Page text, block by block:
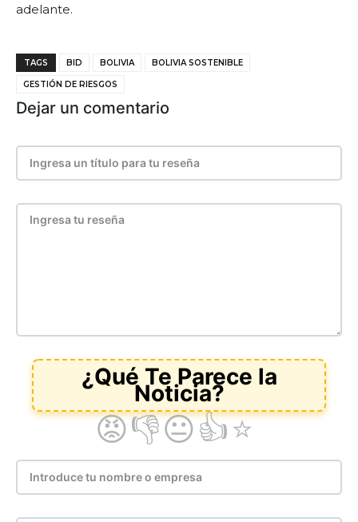
adelante.
TAGS BID BOLIVIA BOLIVIA SOSTENIBLE
GESTIÓN DE RIESGOS
Dejar un comentario